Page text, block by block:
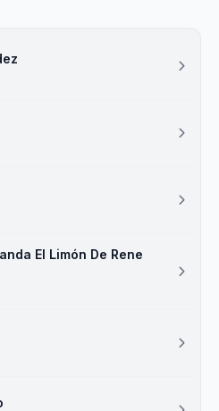
El Limón De Rene